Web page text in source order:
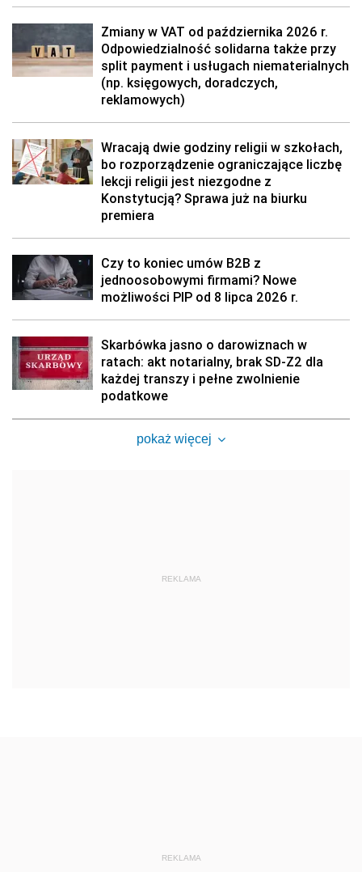
Zmiany w VAT od października 2026 r.
Odpowiedzialność solidarna także przy
split payment i usługach niematerialnych
(np. księgowych, doradczych,
reklamowych)
Wracają dwie godziny religii w szkołach,
bo rozporządzenie ograniczające liczbę
lekcji religii jest niezgodne z
Konstytucją? Sprawa już na biurku
premiera
Czy to koniec umów B2B z
jednoosobowymi firmami? Nowe
możliwości PIP od 8 lipca 2026 r.
Skarbówka jasno o darowiznach w
ratach: akt notarialny, brak SD-Z2 dla
każdej transzy i pełne zwolnienie
podatkowe
pokaż więcej
REKLAMA
REKLAMA